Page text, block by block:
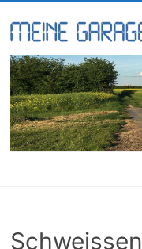
to
content
Meine
Garage
Schweissen